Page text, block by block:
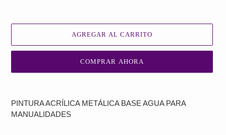
AGREGAR AL CARRITO
COMPRAR AHORA
producto
a
PINTURA ACRÍLICA METÁLICA BASE AGUA PARA
MANUALIDADES